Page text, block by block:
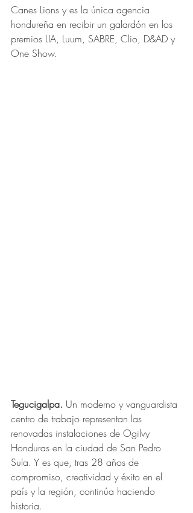
Canes Lions y es la única agencia
hondureña en recibir un galardón en los
premios LIA, Luum, SABRE, Clio, D&AD y
One Show.
Tegucigalpa. Un moderno y vanguardista
centro de trabajo representan las
renovadas instalaciones de Ogilvy
Honduras en la ciudad de San Pedro
Sula. Y es que, tras 28 años de
compromiso, creatividad y éxito en el
país y la región, continúa haciendo
historia.